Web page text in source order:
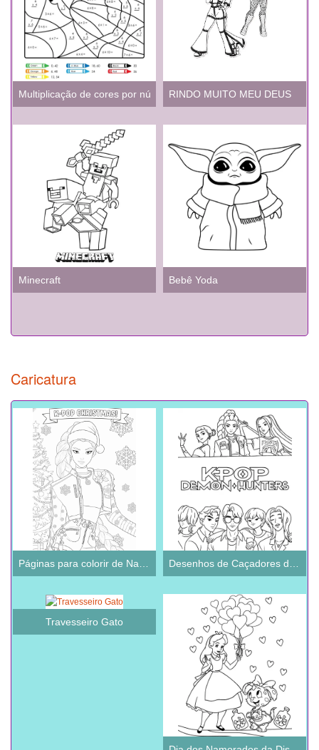
Multiplicação de cores por númeroRINDO MUITO MEU DEUS
Minecraft Bebê Yoda
Caricatura
Páginas para colorir de Natal KPop Caçadores de Demônios Desenhos de Caçadores de Demônios KPop para Colorir
Travesseiro Gato